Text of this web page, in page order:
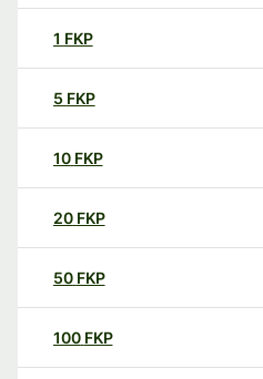
1 FKP
5 FKP
10 FKP
20 FKP
50 FKP
100 FKP